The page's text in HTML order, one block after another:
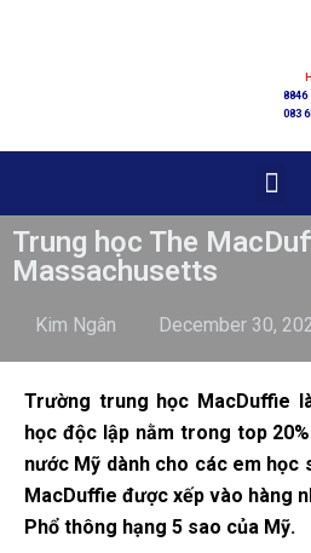
083
Trung học The
Massachusetts
Kim Ngân December 30,
Trường trung học MacDuffie
học độc lập nằm trong top
nước Mỹ dành cho các em học
MacDuffie được xếp vào hàng
Phổ thông hạng 5 sao của Mỹ.